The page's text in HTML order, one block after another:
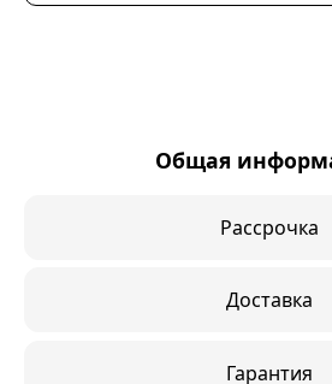
Общая
Рассрочка
Доставка
Гарантия